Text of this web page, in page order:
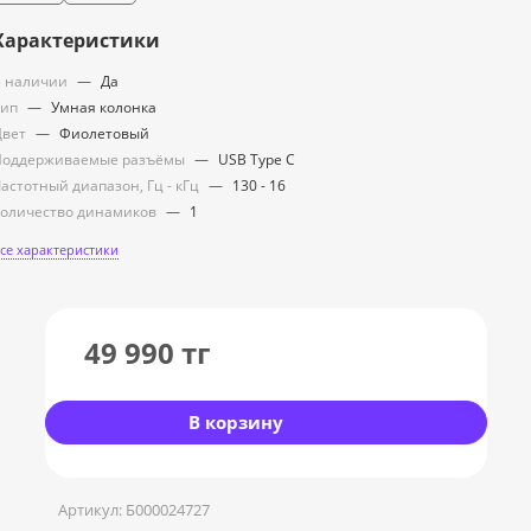
наличии — Да
— Умная колонка
— Фиолетовый
разъёмы — USB Type C
диапазон, Гц - кГц — 130 - 16
динамиков — 1
характеристики
49 990 тг
В корзину
Артикул: Б000024727